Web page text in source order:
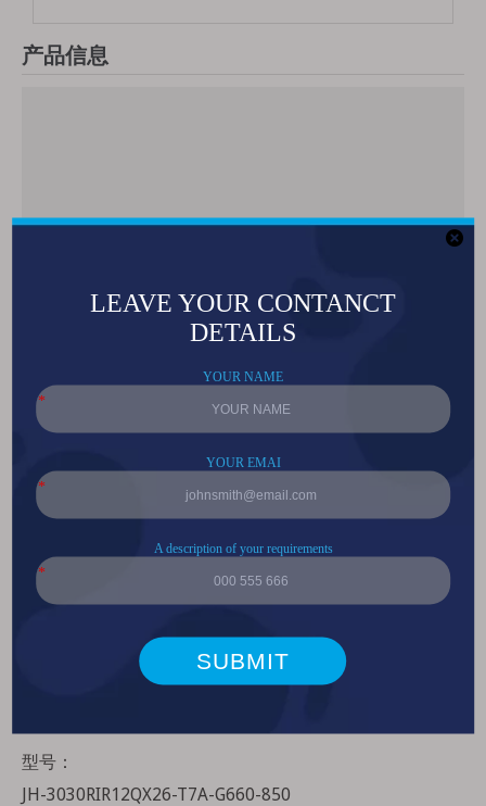
产品信息
分享到：
3030陶瓷620/660nm+850nm红光
及红外医美LED灯珠
型号：
JH-3030RIR12QX26-T7A-G660-850